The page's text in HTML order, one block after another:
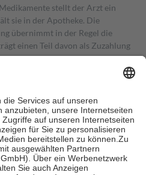
stellt der Arzt ein
sie in der Apotheke. Die
übernimmt in der Regel die
einen Teil davon als Zuzahlung
in Höhe von zehn
nie mehr als die tatsächlichen
auch für Online-Apotheken.
beträgt die
sowie zehn Euro je
für ihre eigene Gesundheit zu